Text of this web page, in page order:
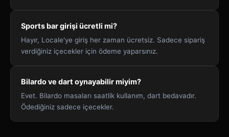
Sports bar girişi ücretli mi?
Hayır, Locale'ye giriş her zaman ücretsiz. Sadece sipariş
verdiğiniz içecekler için ödeme yaparsınız.
Bilardo ve dart oynayabilir miyim?
Evet. Bilardo masaları saatlik kullanım, dart bedavadır.
Ödediğiniz sadece içecekler.